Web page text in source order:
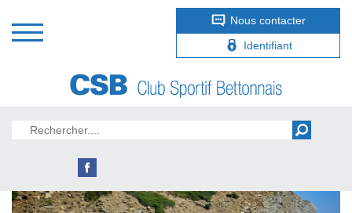
Nous contacter
Identifiant